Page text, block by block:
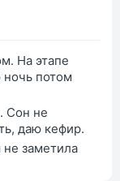
На этапе
потом
Сон не
даю кефир.
не заметила